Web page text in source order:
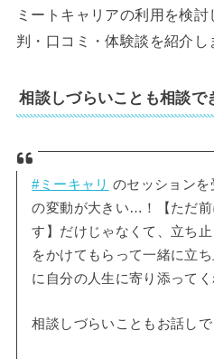
ミートキャリアの利用を検
判・口コミ・体験談を紹介し
相談しづらいことも相談で
#ミーキャリ のセッションを
の変動が大きい…！【ただ
す】だけじゃなくて、立ち
をかけてもらって一緒に立
に自分の人生に寄り添ってく
相談しづらいこともお話し